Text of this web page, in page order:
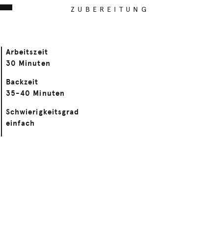
ZUBEREITUNG
Arbeitszeit
30 Minuten
Backzeit
35-40 Minuten
Schwierigkeitsgrad
einfach